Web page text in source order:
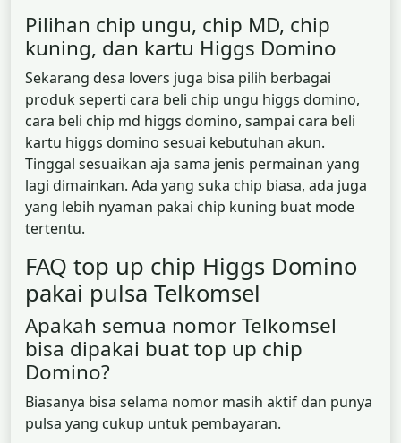
Pilihan chip ungu, chip MD, chip
kuning, dan kartu Higgs Domino
Sekarang desa lovers juga bisa pilih berbagai
produk seperti cara beli chip ungu higgs domino,
cara beli chip md higgs domino, sampai cara beli
kartu higgs domino sesuai kebutuhan akun.
Tinggal sesuaikan aja sama jenis permainan yang
lagi dimainkan. Ada yang suka chip biasa, ada juga
yang lebih nyaman pakai chip kuning buat mode
tertentu.
FAQ top up chip Higgs Domino
pakai pulsa Telkomsel
Apakah semua nomor Telkomsel
bisa dipakai buat top up chip
Domino?
Biasanya bisa selama nomor masih aktif dan punya
pulsa yang cukup untuk pembayaran.